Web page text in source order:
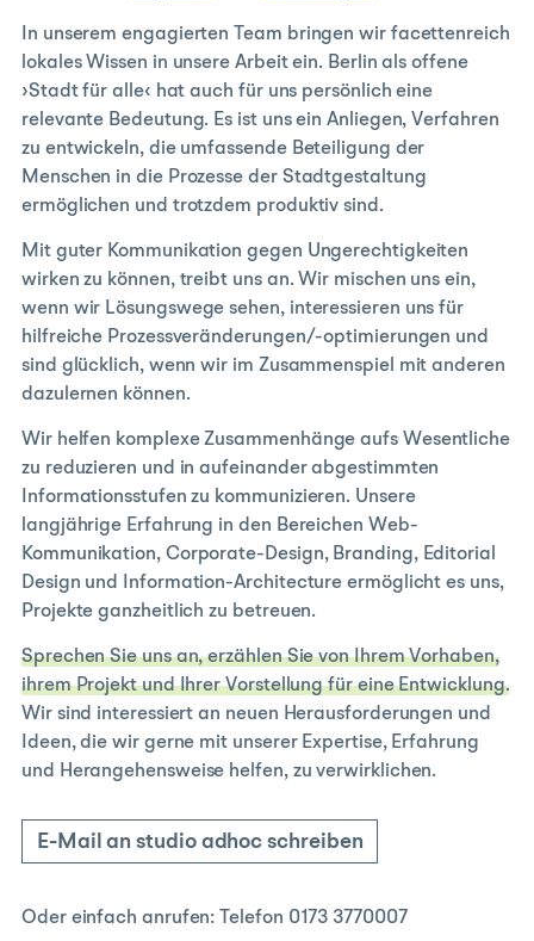
In unserem engagierten Team bringen wir facettenreich
lokales Wissen in unsere Arbeit ein. Berlin als offene
›Stadt für alle‹ hat auch für uns persönlich eine
relevante Bedeutung. Es ist uns ein Anliegen, Verfahren
zu entwickeln, die umfassende Beteiligung der
Menschen in die Prozesse der Stadtgestaltung
ermöglichen und trotzdem produktiv sind.
Mit guter Kommunikation gegen Ungerechtigkeiten
wirken zu können, treibt uns an. Wir mischen uns ein,
wenn wir Lösungswege sehen, interessieren uns für
hilfreiche Prozessveränderungen/-optimierungen und
sind glücklich, wenn wir im Zusammenspiel mit anderen
dazulernen können.
Wir helfen komplexe Zusammenhänge aufs Wesentliche
zu reduzieren und in aufeinander abgestimmten
Informationsstufen zu kommunizieren. Unsere
langjährige Erfahrung in den Bereichen Web-
Kommunikation, Corporate-Design, Branding, Editorial
Design und Information-Architecture ermöglicht es uns,
Projekte ganzheitlich zu betreuen.
Sprechen Sie uns an, erzählen Sie von Ihrem Vorhaben,
ihrem Projekt und Ihrer Vorstellung für eine Entwicklung.
Wir sind interessiert an neuen Herausforderungen und
Ideen, die wir gerne mit unserer Expertise, Erfahrung
und Herangehensweise helfen, zu verwirklichen.
E-Mail an studio adhoc schreiben
Oder einfach anrufen: Telefon 0173 3770007